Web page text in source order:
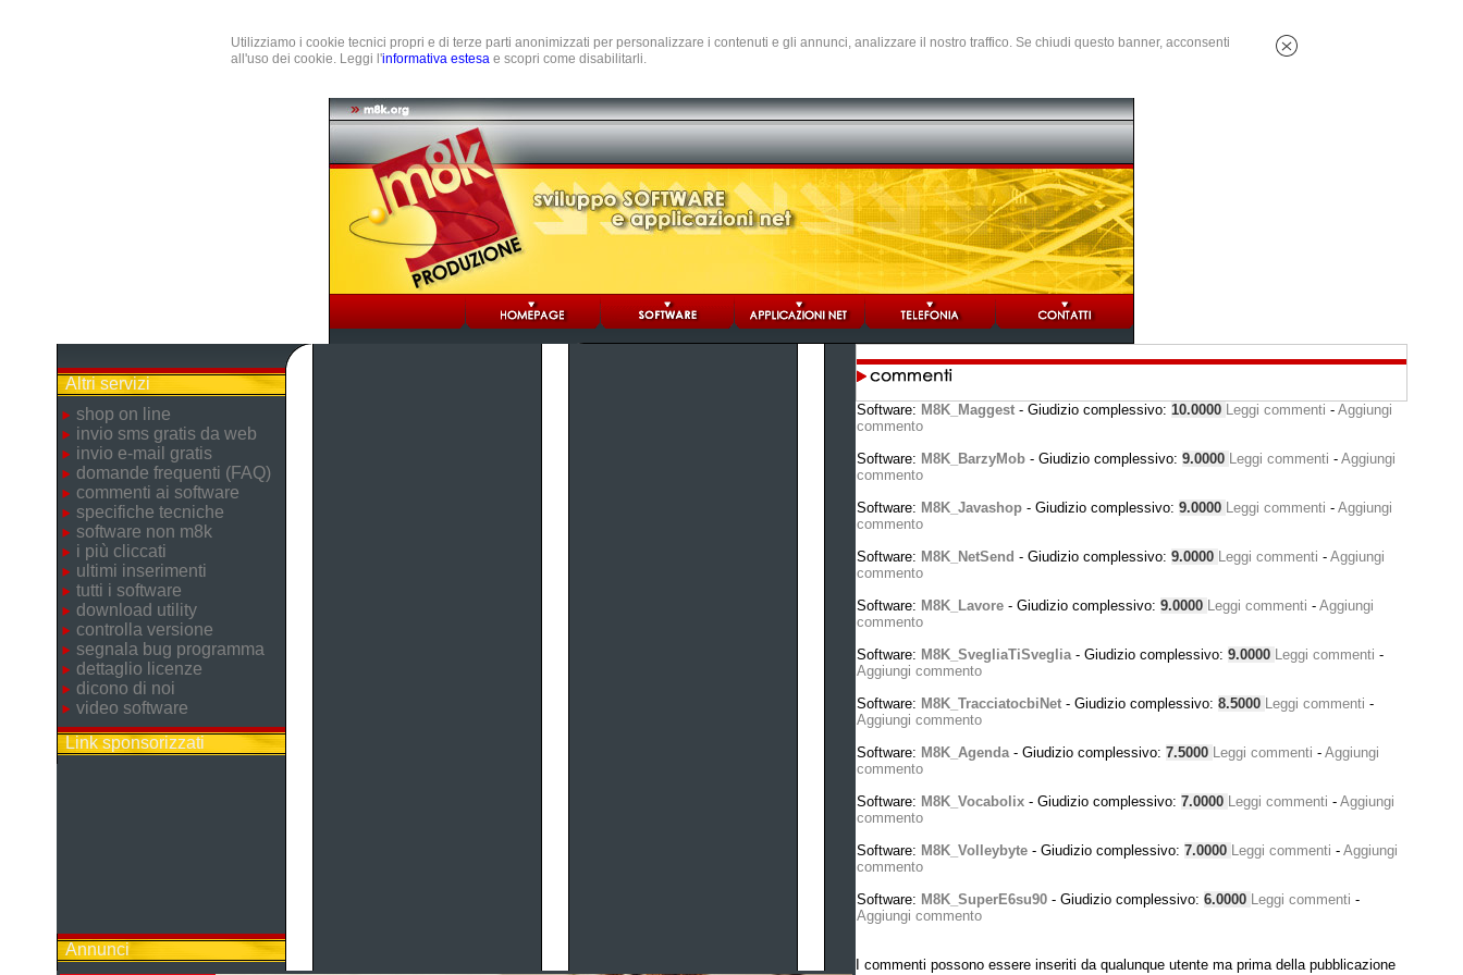
Utilizziamo i cookie tecnici propri e di terze parti anonimizzati per personalizzare i contenuti e gli annunci, analizzare il nostro traffico. Se chiudi questo banner, acconsenti
all'uso dei cookie. Leggi l'informativa estesa e scopri come disabilitarli.
Altri servizi
shop on line
invio sms gratis da web
invio e-mail gratis
domande frequenti (FAQ)
commenti ai software
specifiche tecniche
software non m8k
i più cliccati
ultimi inserimenti
tutti i software
download utility
controlla versione
segnala bug programma
dettaglio licenze
dicono di noi
video software
Link sponsorizzati
Annunci
Software: M8K_Maggest- Giudizio complessivo: 10.0000 Leggi commenti - Aggiungi
commento
Software: M8K_BarzyMob- Giudizio complessivo: 9.0000 Leggi commenti - Aggiungi
commento
Software: M8K_Javashop- Giudizio complessivo: 9.0000 Leggi commenti - Aggiungi
commento
Software: M8K_NetSend - Giudizio complessivo: 9.0000 Leggi commenti - Aggiungi
commento
Software: M8K_Lavore- Giudizio complessivo: 9.0000 Leggi commenti - Aggiungi
commento
Software: M8K_SvegliaTiSveglia- Giudizio complessivo: 9.0000 Leggi commenti -
Aggiungi commento
Software: M8K_TracciatocbiNet- Giudizio complessivo: 8.5000 Leggi commenti -
Aggiungi commento
Software: M8K_Agenda- Giudizio complessivo: 7.5000 Leggi commenti - Aggiungi
commento
Software: M8K_Vocabolix- Giudizio complessivo: 7.0000 Leggi commenti - Aggiungi
commento
Software: M8K_Volleybyte- Giudizio complessivo: 7.0000 Leggi commenti - Aggiungi
commento
Software: M8K_SuperE6su90- Giudizio complessivo: 6.0000 Leggi commenti -
Aggiungi commento
I commenti possono essere inseriti da qualunque utente ma prima della pubblicazione